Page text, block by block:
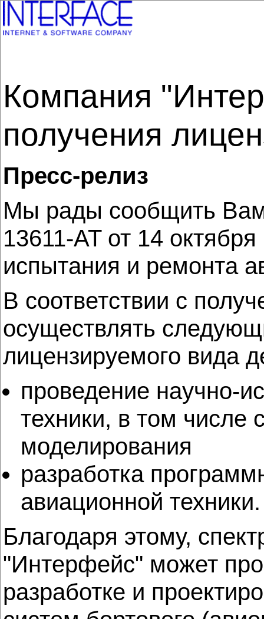
Компания
получения
Пресс-релиз
Мы рады сообщить
13611-AT от 14
испытания и ремонта
В соответствии с
осуществлять
лицензируемого вида
проведение научно-
техники, в том числе
моделирования
разработка
авиационной техники.
Благодаря этому,
"Интерфейс" может
разработке и